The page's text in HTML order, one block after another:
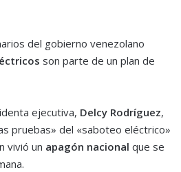
del gobierno venezolano
son parte de un plan de
ejecutiva, Delcy Rodríguez,
pruebas» del «saboteo eléctrico»
vivió un apagón nacional que se